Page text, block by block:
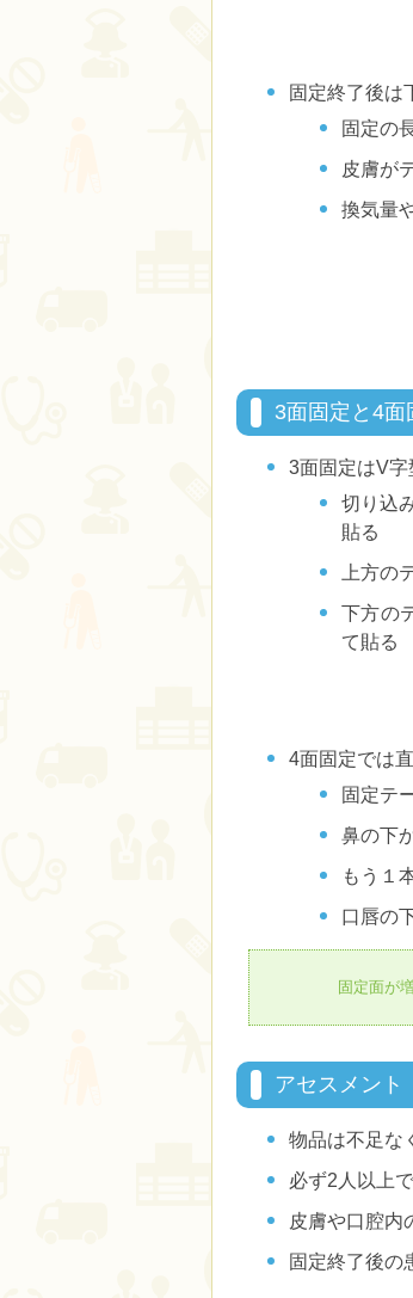
固定終了後は
固定の
皮膚が
換気量
3面固定と4面
3面固定はV字
切り込
貼る
上方の
下方の
て貼る
4面固定では
固定テ
鼻の下
もう１
口唇の
固定面が
アセスメント
物品は不足な
必ず2人以上
皮膚や口腔内
固定終了後の